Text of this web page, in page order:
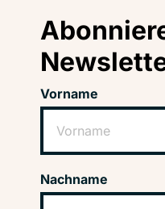
Vorname
Nachname